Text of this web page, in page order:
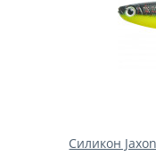
Силикон